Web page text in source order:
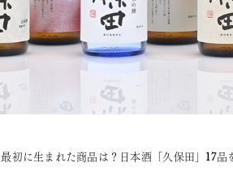
最初に生まれた商品は？日本酒「久保田」17品